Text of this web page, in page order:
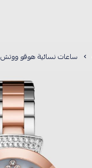
ساعات نسائية هوقو ووتش